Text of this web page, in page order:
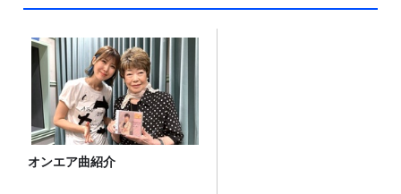
オンエア曲紹介